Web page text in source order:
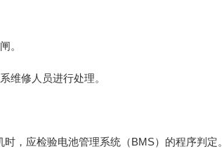
。
维修人员进行处理。
，应检验电池管理系统（BMS）的程序判定。